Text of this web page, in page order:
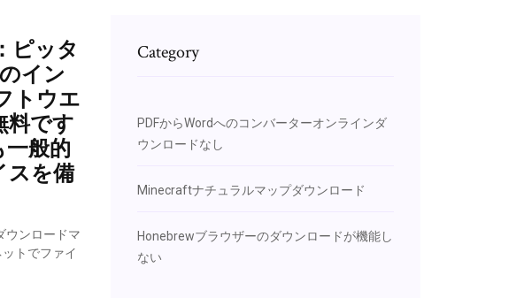
ピッタ
イン
トウエ
料です
一般的
スを備
ウンロードマ
トでファイ
Category
PDFからWordへのコンバーターオンラインダ
ウンロードなし
Minecraftナチュラルマップダウンロード
Honebrewブラウザーのダウンロードが機能し
ない